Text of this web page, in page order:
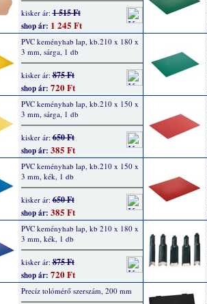
kisker ár:1 515 Ft
shop ár: 1 245 Ft
PVC keményhab lap, kb.210 x 180 x
3 mm, sárga, 1 db
kisker ár:875 Ft
shop ár: 720 Ft
PVC keményhab lap, kb.210 x 150 x
3 mm, sárga, 1 db
kisker ár:650 Ft
shop ár: 385 Ft
PVC keményhab lap, kb.210 x 150 x
3 mm, kék, 1 db
kisker ár:650 Ft
shop ár: 385 Ft
PVC keményhab lap, kb 210 x 180 x
3 mm, kék, 1 db
kisker ár:875 Ft
shop ár: 720 Ft
Precíz tolómérő szerszám, 200 mm